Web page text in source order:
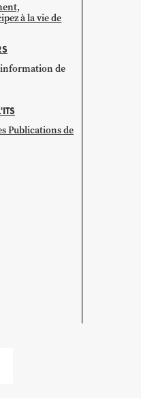
à la vie de
de
Publications de